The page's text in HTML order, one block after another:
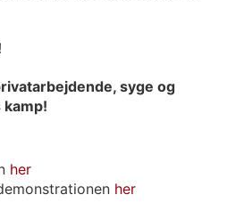
syge og
her
her